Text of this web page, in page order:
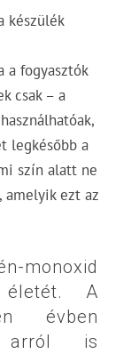
készülék
a fogyasztók
csak – a
legkésőbb a
szín alatt ne
amelyik ezt az
monoxid
A
évben
arról is